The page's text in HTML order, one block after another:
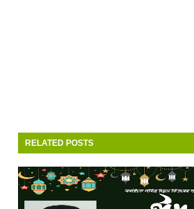
RELATED POSTS